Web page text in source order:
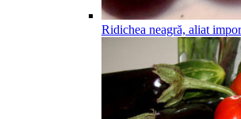
Ridichea neagră, aliat